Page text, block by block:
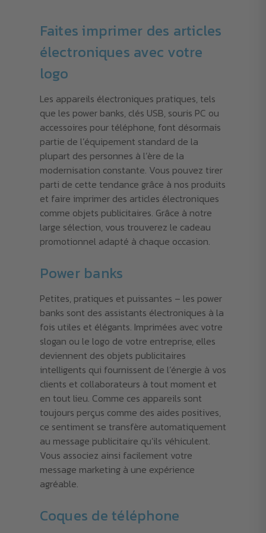
Faites imprimer des articles
électroniques avec votre
logo
Les appareils électroniques pratiques, tels
que les power banks, clés USB, souris PC ou
accessoires pour téléphone, font désormais
partie de l’équipement standard de la
plupart des personnes à l’ère de la
modernisation constante. Vous pouvez tirer
parti de cette tendance grâce à nos produits
et faire imprimer des articles électroniques
comme objets publicitaires. Grâce à notre
large sélection, vous trouverez le cadeau
promotionnel adapté à chaque occasion.
Power banks
Petites, pratiques et puissantes – les power
banks sont des assistants électroniques à la
fois utiles et élégants. Imprimées avec votre
slogan ou le logo de votre entreprise, elles
deviennent des objets publicitaires
intelligents qui fournissent de l’énergie à vos
clients et collaborateurs à tout moment et
en tout lieu. Comme ces appareils sont
toujours perçus comme des aides positives,
ce sentiment se transfère automatiquement
au message publicitaire qu’ils véhiculent.
Vous associez ainsi facilement votre
message marketing à une expérience
agréable.
Coques de téléphone